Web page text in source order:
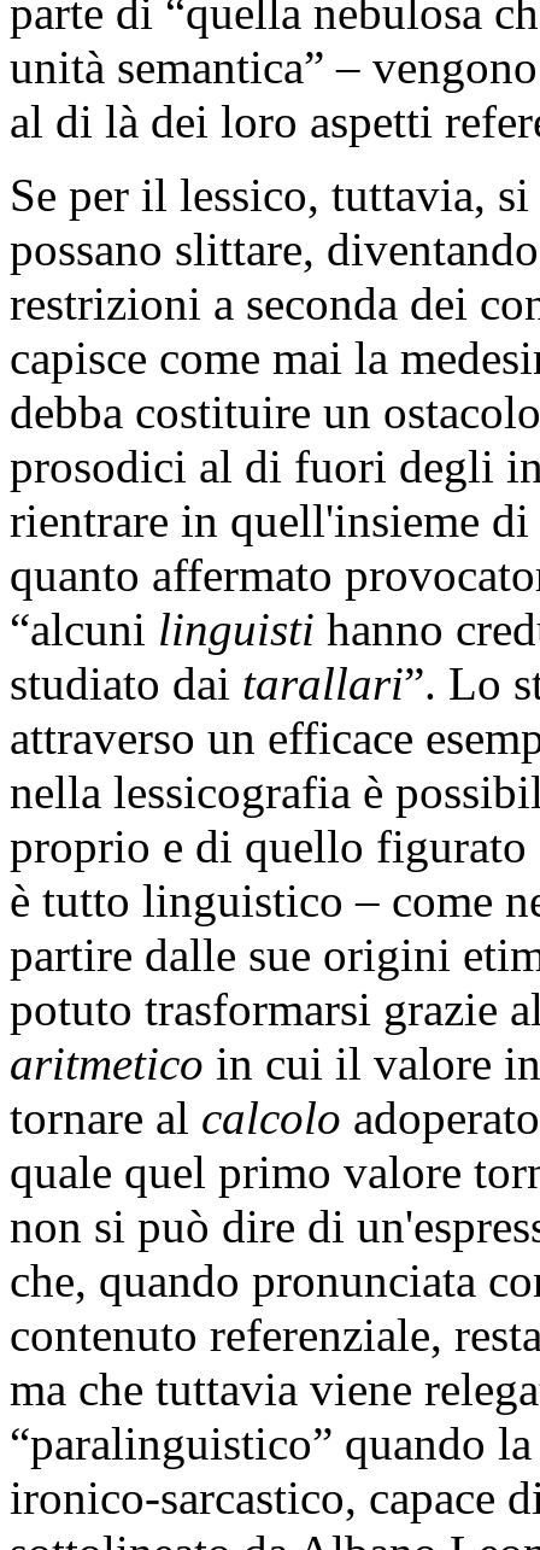
parte di “quella nebulosa
unità semantica” –
al di là dei loro aspetti
Se per il lessico, tuttavia,
possano slittare,
restrizioni a seconda dei
capisce come mai la
debba costituire un
prosodici al di fuori degli
rientrare in quell'insieme di
quanto affermato
“alcuni linguisti hanno
studiato dai tarallari”. Lo
attraverso un efficace
nella lessicografia è
proprio e di quello
è tutto linguistico – come
partire dalle sue origini
potuto trasformarsi grazie
aritmetico in cui il valore
tornare al calcolo
quale quel primo valore
non si può dire di
che, quando pronunciata
contenuto referenziale,
ma che tuttavia viene
“paralinguistico” quando
ironico-sarcastico, capace